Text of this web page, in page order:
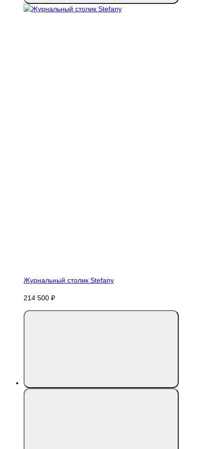
Журнальный столик Stefany
214 500 ₽